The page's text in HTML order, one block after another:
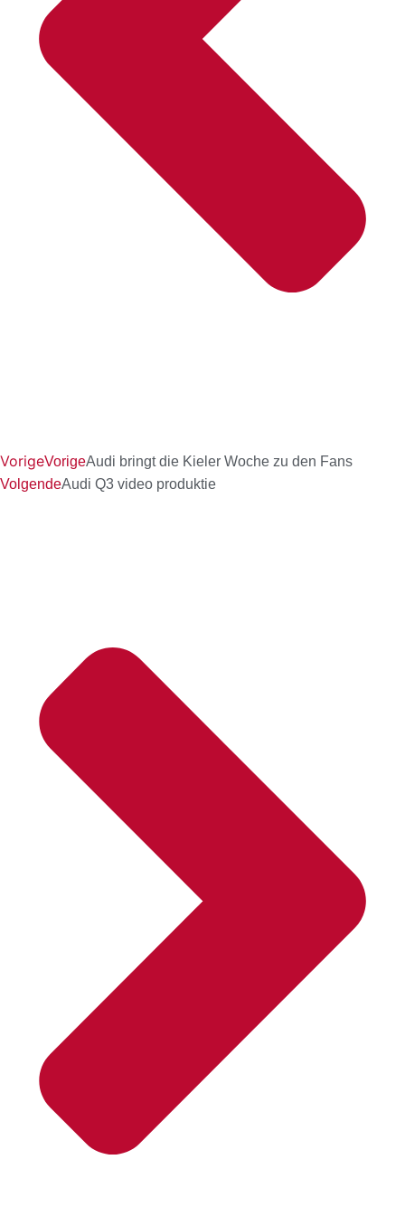
VorigeVorigeAudi bringt die Kieler Woche zu den Fans
VolgendeAudi Q3 video produktie